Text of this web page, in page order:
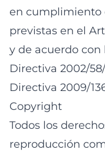
en cumplimiento
previstas en el
y de acuerdo con
Directiva 2002/
Directiva 2009/
Copyright
Todos los
reproducción